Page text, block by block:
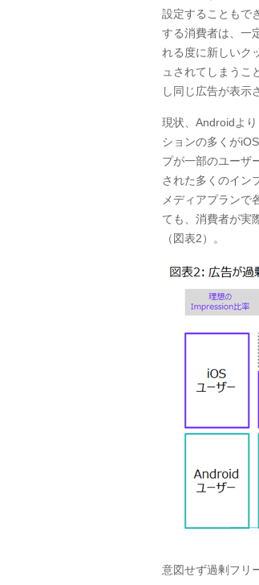
設定することもで
する消費者は、一
れる度に新しいク
ュされてしまうこ
し同じ広告が表示
現状、 Android よ
ションの多くがiOS
プが一部のユーザ
された多くのイン
メディアプランで
ても、消費者が実
（図表2 ）。
意図せず過剰フリ